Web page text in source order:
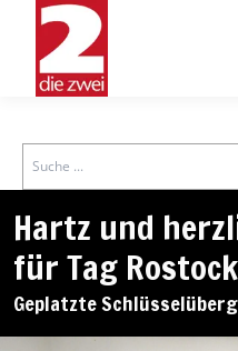
Search
Hartz und
für Tag Rostock
Geplatzte